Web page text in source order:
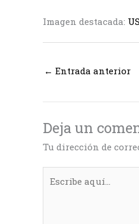
Imagen destacada:
← Entrada anterior
Deja un
Tu dirección de
aquí...